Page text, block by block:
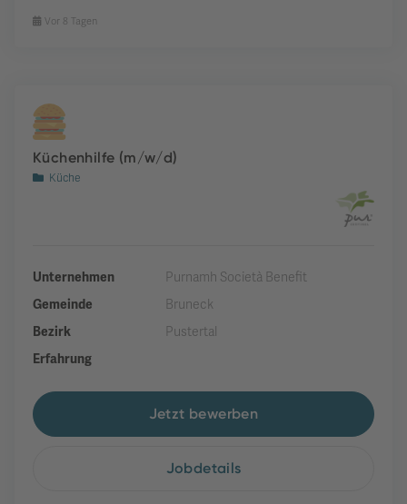
Vor 8 Tagen
Küchenhilfe (m/w/d)
Küche
Unternehmen
Purnamh Società Benefit
Gemeinde
Bruneck
Bezirk
Pustertal
Erfahrung
Jetzt bewerben
Jobdetails